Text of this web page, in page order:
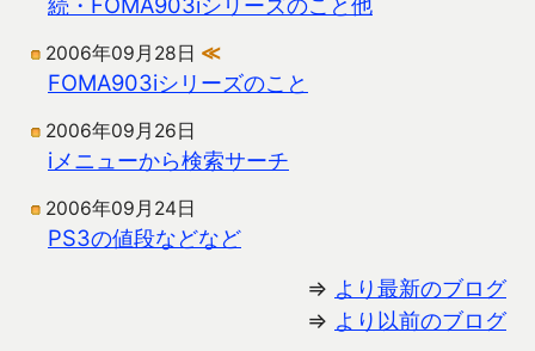
2006年09月28日 ≪
FOMA903iシリーズのこと
2006年09月26日
iメニューから検索サーチ
2006年09月24日
PS3の値段などなど
⇒ より最新のブログ
⇒ より以前のブログ